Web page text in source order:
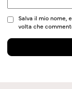
Salva il mio nome,
volta che